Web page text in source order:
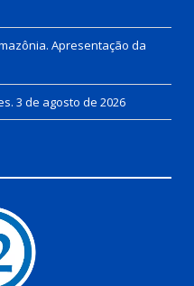
Apresentação da
3 de agosto de 2026